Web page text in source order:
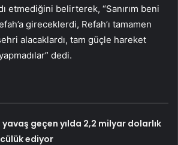
etmediğini belirterek, “Sanırım beni
gireceklerdi, Refah’ı tamamen
alacaklardı, tam güçle hareket
dedi.
geçen yılda 2,2 milyar dolarlık
ediyor